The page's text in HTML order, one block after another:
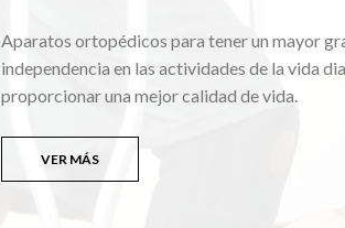
Aparatos ortopédicos para tener un mayor
independencia en las actividades de la vida
proporcionar una mejor calidad de vida.
VER MÁS